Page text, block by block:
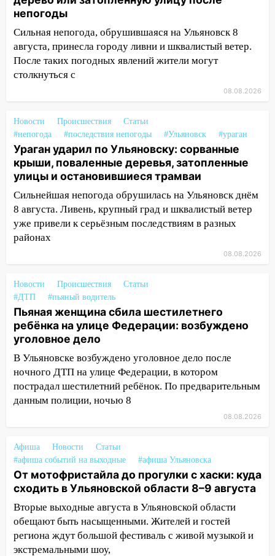
упавшее дерево или затопленную улицу
после непогоды
13:59 В Новом городе ураганным
ветром сорвало опалубку со
строящегося дома
В мэрии Ульяновска рассказали,
шторма
13:49
Стихия продолжает крушить
Ульяновск: дерево рухнуло на дом на
Орджоникидзе
13:47 На Нижней Террасе мощным
ветром вырвало дерево с корнем
13:46 Сильный ветер сорвал крышу с
СТО на проспекте Созидателей
сошёл с рельсов
13:22 Упавшие деревья перекрыли
дороги в Ульяновске: фото
Непогода в Ульяновске не
закончится сегодня: сильные ливни
сохранятся 9 августа
13:15 Трижды «брал в долг» без спроса:
житель Вешкаймского района похитил у
13:14
Ураган оторвал светофор на
проспекте Филатова в Ульяновске
13:12 Дерево пробило крышу дома на
Новгородской в Ульяновске и рухнуло
на электрощит
13:10 В Заволжском районе дерево
упало во дворе
непогоды
Сильная непогода, обрушившаяся на Ульяновск 8
августа, принесла городу ливни и шквалистый ветер.
После таких погодных явлений жители могут
столкнуться с
08.08.2026
Новости Происшествия
Статьи
#непогода
#последствия непогоды #Ульяновск #ураган
Ураган ударил по Ульяновску: сорванные
крыши, поваленные деревья, затопленные
улицы и остановившиеся трамваи
Сильнейшая непогода обрушилась на Ульяновск днём
8 августа. Ливень, крупный град и шквалистый ветер
уже привели к серьёзным последствиям в разных
районах
08.08.2026
Новости Происшествия
Статьи
#ДТП
#пьяный водитель
Пьяная женщина сбила шестилетнего
ребёнка на улице Федерации: возбуждено
уголовное дело
В Ульяновске возбуждено уголовное дело после
ночного ДТП на улице Федерации, в котором
пострадал шестилетний ребёнок. По предварительным
данным полиции, ночью 8
08.08.2026
Афиша Новости
Статьи
#афиша событий на выходные
#афиша Ульяновска
От мотофристайла до прогулки с хаски: куда
сходить в Ульяновской области 8–9 августа
Вторые выходные августа в Ульяновской области
обещают быть насыщенными. Жителей и гостей
региона ждут большой фестиваль с живой музыкой и
экстремальными шоу,